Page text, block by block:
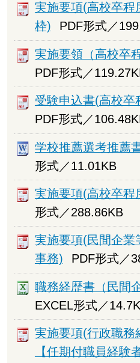
実施要項(高校卒程
枠)
PDF形式／
実施要領（高校卒
PDF形式／
受験申込書(高校卒
PDF形式／
学校推薦選考推薦
形式／11.01KB
実施要項(高校卒程
形式／288.86KB
実施要項(民間企業
事務)
PDF形式／
職務経歴書（民間
EXCEL形式／
実施要項(行政職務
【任期付職員経験者